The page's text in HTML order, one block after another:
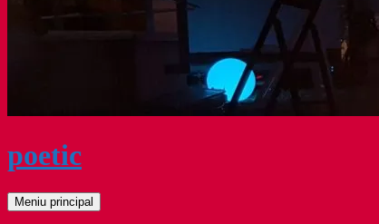
poetic
Caută
Meniu principal